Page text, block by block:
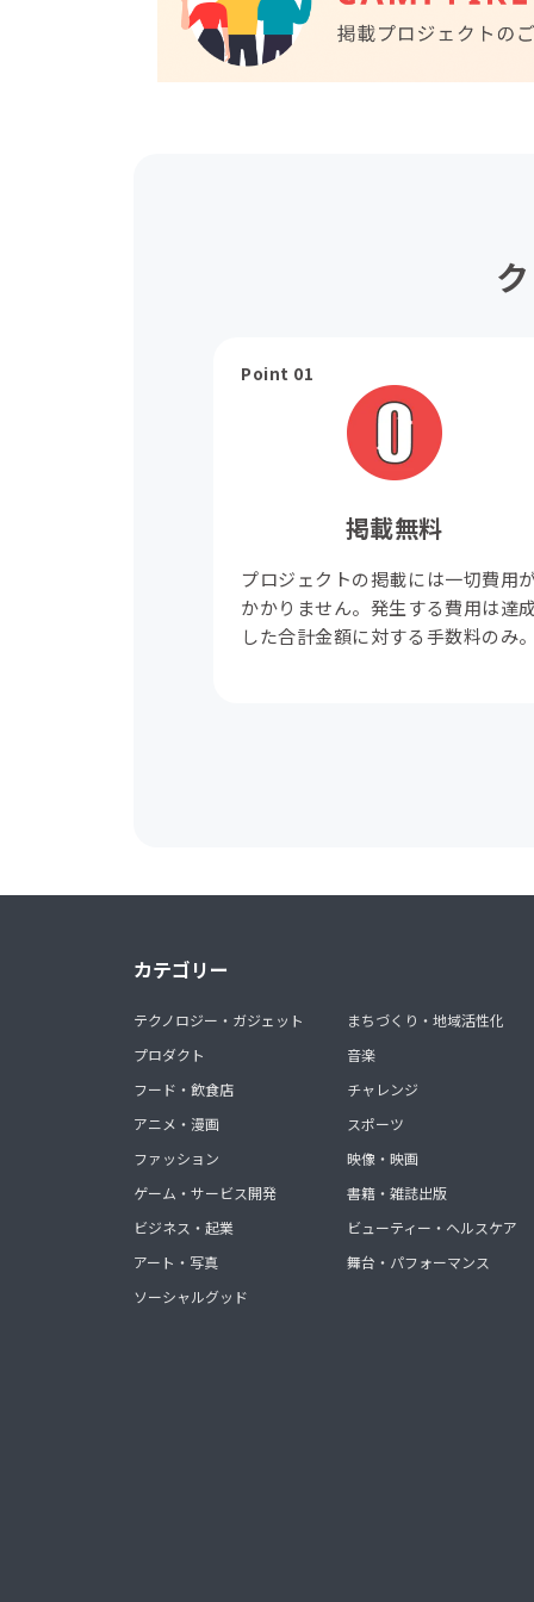
Point 01
掲載無料
プロジェクトの掲載には一切費用
かかりません。発生する費用は達
した合計金額に対する手数料のみ
カテゴリー
テクノロジー・ガジェット
プロダクト
フード・飲食店
アニメ・漫画
ファッション
ゲーム・サービス開発
ビジネス・起業
アート・写真
ソーシャルグッド
まちづくり・地域活性化
音楽
チャレンジ
スポーツ
映像・映画
書籍・雑誌出版
ビューティー・ヘルスケア
舞台・パフォーマンス